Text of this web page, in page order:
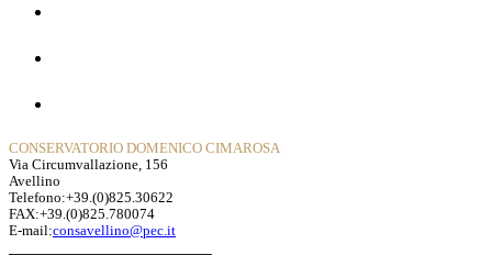
CONSERVATORIO DOMENICO CIMAROSA
Via Circumvallazione, 156
Avellino
Telefono:+39.(0)825.30622
FAX:+39.(0)825.780074
E-mail:consavellino@pec.it